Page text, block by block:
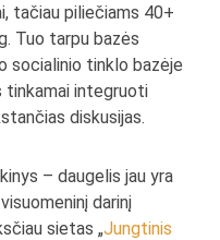
tačiau piliečiams 40+
Tuo tarpu bazės
socialinio tinklo bazėje
tinkamai integruoti
diskusijas.
– daugelis jau yra
darinį
sietas „Jungtinis